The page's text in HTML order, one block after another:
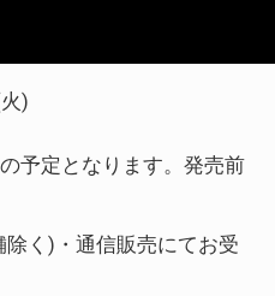
)
予定となります。発売前
く)・通信販売にてお受